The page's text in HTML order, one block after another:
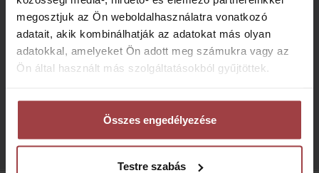
megosztjuk az Ön weboldalhasználatra vonatkozó
adatait, akik kombinálhatják az adatokat más olyan
adatokkal, amelyeket Ön adott meg számukra vagy az
Ön által használt más szolgáltatásokból gyűjtöttek.
Összes engedélyezése
Testre szabás